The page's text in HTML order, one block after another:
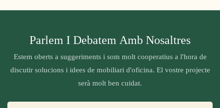
Parlem I Debatem Amb Nosaltres
Estem oberts a suggeriments i som molt cooperatius a l'hora de
discutir solucions i idees de mobiliari d'oficina. El vostre projecte
serà molt ben cuidat.